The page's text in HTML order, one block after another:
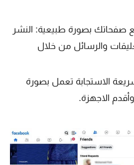
صفحاتك بصورة طبيعية: النشر
والرسائل من خلال
الاستجابة تعمل بصورة
الاجهزة.